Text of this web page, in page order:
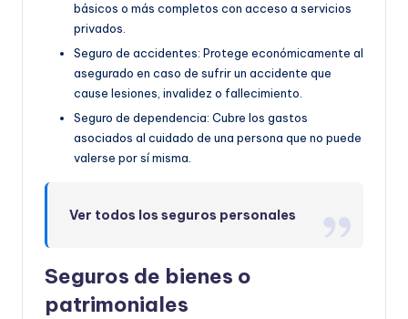
básicos o más completos con acceso a servicios
privados.
Seguro de accidentes: Protege económicamente al
asegurado en caso de sufrir un accidente que
cause lesiones, invalidez o fallecimiento.
Seguro de dependencia: Cubre los gastos
asociados al cuidado de una persona que no puede
valerse por sí misma.
Ver todos los seguros personales
Seguros de bienes o
patrimoniales